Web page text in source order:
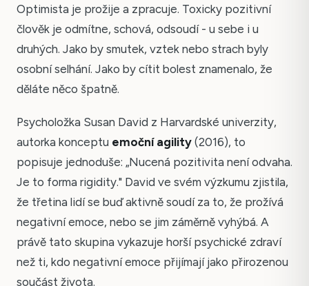
Optimista je prožije a zpracuje. Toxicky pozitivní
člověk je odmítne, schová, odsoudí - u sebe i u
druhých. Jako by smutek, vztek nebo strach byly
osobní selhání. Jako by cítit bolest znamenalo, že
děláte něco špatně.
Psycholožka Susan David z Harvardské univerzity,
autorka konceptu emoční agility (2016), to
popisuje jednoduše: „Nucená pozitivita není odvaha.
Je to forma rigidity." David ve svém výzkumu zjistila,
že třetina lidí se buď aktivně soudí za to, že prožívá
negativní emoce, nebo se jim záměrně vyhýbá. A
právě tato skupina vykazuje horší psychické zdraví
než ti, kdo negativní emoce přijímají jako přirozenou
součást života.